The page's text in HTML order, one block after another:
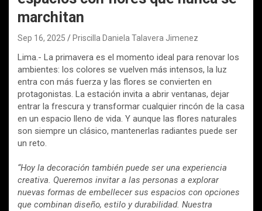
marchitan
Sep 16, 2025 Priscilla Daniela Talavera Jimenez
Lima.- La primavera es el momento ideal para renovar los
ambientes: los colores se vuelven más intensos, la luz
entra con más fuerza y las flores se convierten en
protagonistas. La estación invita a abrir ventanas, dejar
entrar la frescura y transformar cualquier rincón de la casa
en un espacio lleno de vida. Y aunque las flores naturales
son siempre un clásico, mantenerlas radiantes puede ser
un reto.
“Hoy la decoración también puede ser una experiencia
creativa. Queremos invitar a las personas a explorar
nuevas formas de embellecer sus espacios con opciones
que combinan diseño, estilo y durabilidad. Nuestra